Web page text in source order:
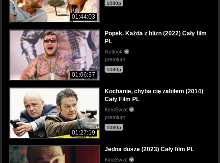
01:44:03
1080p
01:06:37
Popek. Każda z blizn (2022) Cały film
PL
Netlook
premium
1080p
01:27:19
Kochanie, chyba cię zabiłem (2014)
Cały Film PL
KinoSwiat
premium
1080p
Jedna dusza (2023) Cały film PL
KinoSwiat